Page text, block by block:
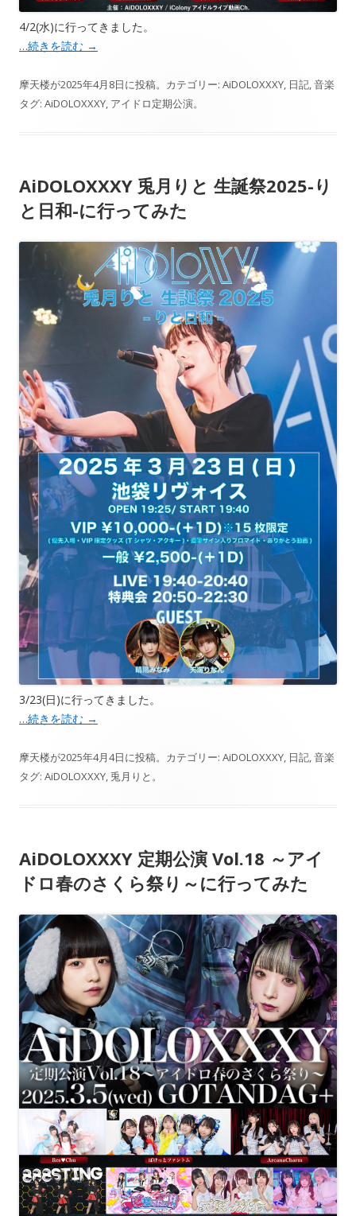
4/2(水)に行ってきました。
…続きを読む →
摩天楼が2025年4月8日に投稿。カテゴリー: AiDOLOXXXY, 日記,音楽
タグ: AiDOLOXXXY, アイドロ定期公演。
AiDOLOXXXY 兎月りと 生誕祭2025-り
と日和-に行ってみた
3/23(日)に行ってきました。
…続きを読む →
摩天楼が2025年4月4日に投稿。カテゴリー: AiDOLOXXXY, 日記,音楽
タグ: AiDOLOXXXY, 兎月りと 。
AiDOLOXXXY 定期公演 Vol.18 ～アイ
ドロ春のさくら祭り～に行ってみた